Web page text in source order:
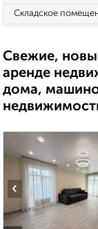
Складское
Свежие,
аренде
дома,
‹